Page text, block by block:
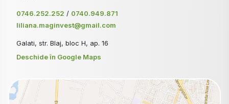
0746.252.252 / 0740.949.871
liliana.maginvest@gmail.com
Galati, str. Blaj, bloc H, ap. 16
Deschide în Google Maps